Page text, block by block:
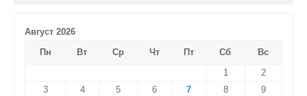
Август 2026
Пн
Вт Ср Чт Пт Сб
Вс
1
2
3
4 5 6 7 8
9